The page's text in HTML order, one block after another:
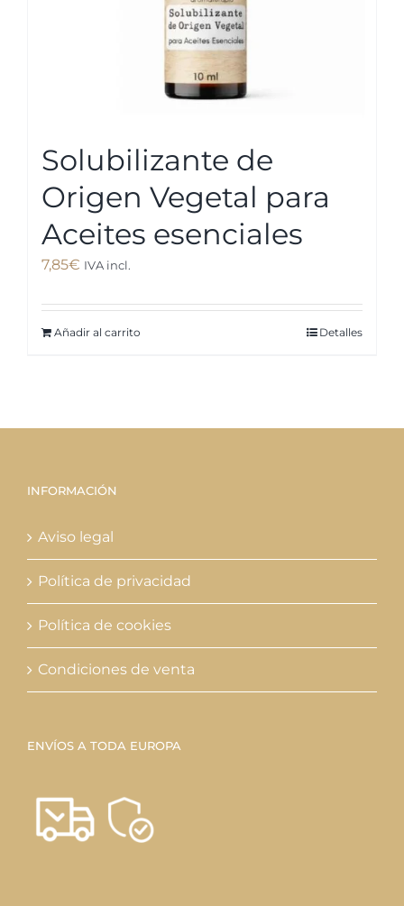
Solubilizante de
Origen Vegetal para
Aceites esenciales
7,85€ IVA incl.
Añadir al carrito Detalles
INFORMACIÓN
Aviso legal
Política de privacidad
Política de cookies
Condiciones de venta
ENVÍOS A TODA EUROPA